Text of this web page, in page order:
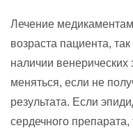
Лечение
возраста пациента,
наличии
меняться, если не
результата. Если
сердечного